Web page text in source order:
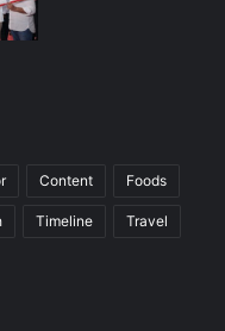
Content Foods
Timeline Travel